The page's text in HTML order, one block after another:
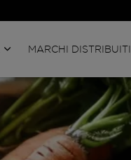
MARCHI DISTRIBUITI